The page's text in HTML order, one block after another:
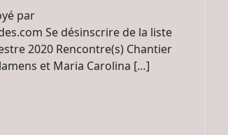
par
Se désinscrire de la liste
2020 Rencontre(s) Chantier
et Maria Carolina […]